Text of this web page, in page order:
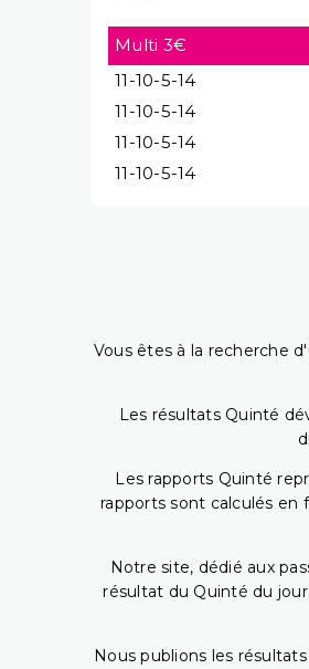
Multi 3€
11-10-5-14
11-10-5-14
11-10-5-14
11-10-5-14
Vous êtes à la recherche
Les résultats Quinté
Les rapports Quinté
rapports sont calculés en
Notre site, dédié aux
résultat du Quinté du
Nous publions les